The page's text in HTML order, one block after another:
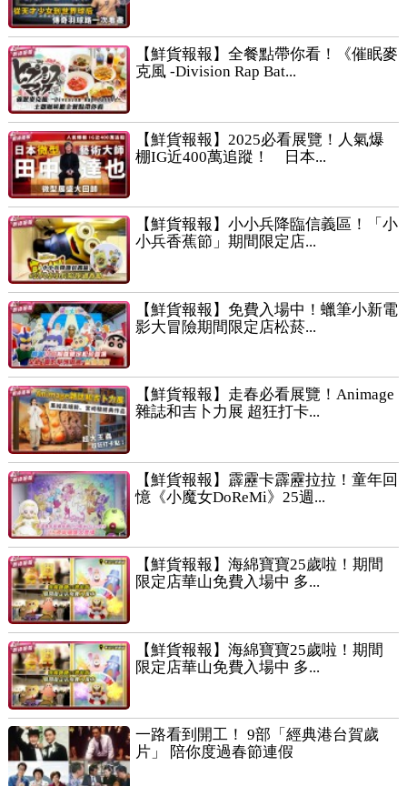
【鮮貨報報】全餐點帶你看！《催眠麥
克風 -Division Rap Bat...
【鮮貨報報】2025必看展覽！人氣爆
棚IG近400萬追蹤！ 日本...
【鮮貨報報】小小兵降臨信義區！「小
小兵香蕉節」期間限定店...
【鮮貨報報】免費入場中！蠟筆小新電
影大冒險期間限定店松菸...
【鮮貨報報】走春必看展覽！Animage
雜誌和吉卜力展 超狂打卡...
【鮮貨報報】霹靂卡霹靂拉拉！童年回
憶《小魔女DoReMi》25週...
【鮮貨報報】海綿寶寶25歲啦！期間
限定店華山免費入場中 多...
【鮮貨報報】海綿寶寶25歲啦！期間
限定店華山免費入場中 多...
一路看到開工！ 9部「經典港台賀歲
片」 陪你度過春節連假